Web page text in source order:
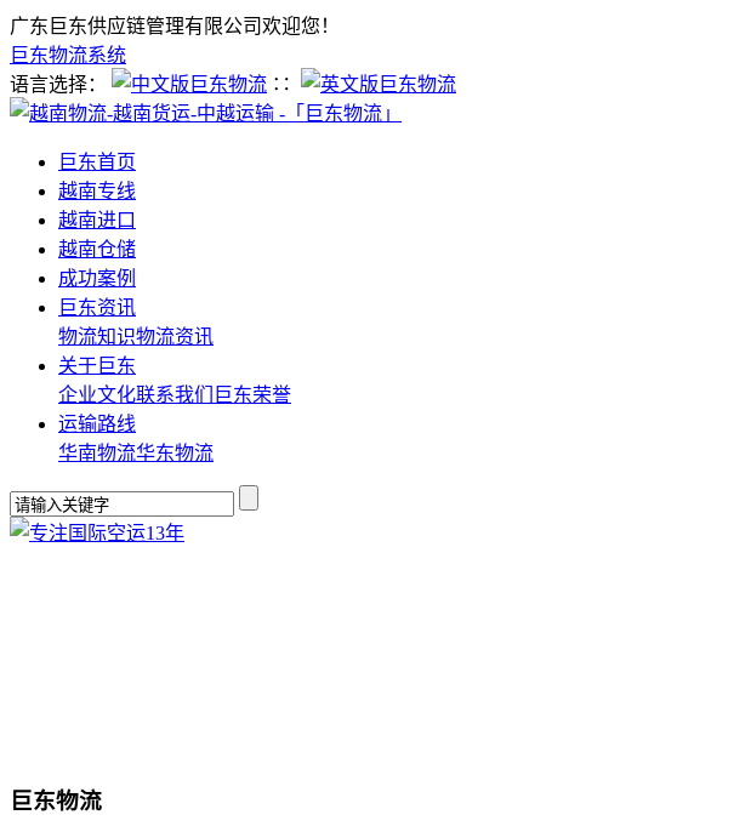
广东巨东供应链管理有限公司欢迎您！
巨东物流系统
语言选择：
∷
巨东首页
越南专线
越南进口
越南仓储
成功案例
巨东资讯
物流知识物流资讯
关于巨东
企业文化联系我们 巨东荣誉
运输路线
华南物流华东物流
巨东物流